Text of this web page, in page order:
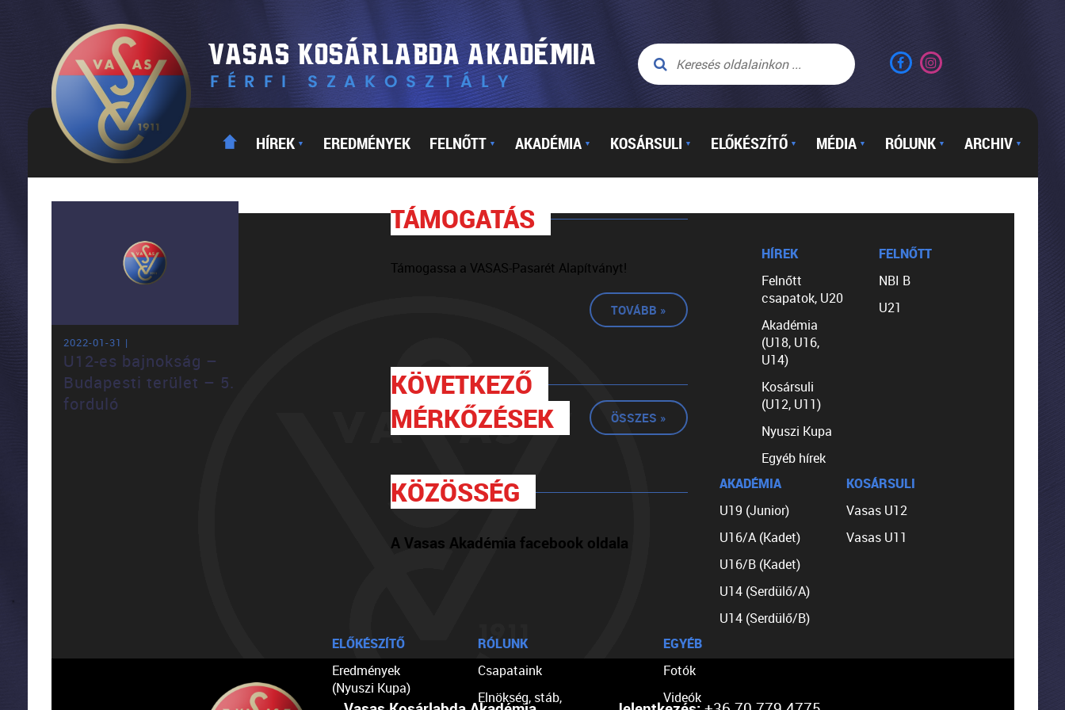
HÍREK ▼ EREDMÉNYEK FELNŐTT ▼ AKADÉMIA ▼ KOSÁRSULI ▼ ELŐKÉSZÍTŐ ▼ MÉDIA ▼ RÓLUNK ▼ ARCHIV ▼
2022-01-31 |
U12-es bajnokság –
Budapesti terület – 5.
forduló
TÁMOGATÁS
Támogassa a VASAS-Pasarét Alapítványt!
TOVÁBB »
KÖVETKEZŐ
MÉRKŐZÉSEK
ÖSSZES »
KÖZÖSSÉG
A Vasas Akadémia facebook oldala
HÍREK
Felnőtt
csapatok, U20
Akadémia
(U18, U16,
U14)
Kosársuli
(U12, U11)
Nyuszi Kupa
Egyéb hírek
FELNŐTT
NBI B
U21
AKADÉMIA
U19 (Junior)
U16/A (Kadet)
U16/B (Kadet)
U14 (Serdülő/A)
U14 (Serdülő/B)
KOSÁRSULI
Vasas U12
Vasas U11
ELŐKÉSZÍTŐ
Eredmények
(Nyuszi Kupa)
RÓLUNK
Csapataink
Elnökség, stáb,
EGYÉB
Fotók
Videók